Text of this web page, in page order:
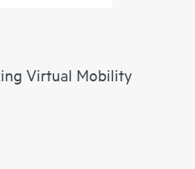
Virtual Mobility